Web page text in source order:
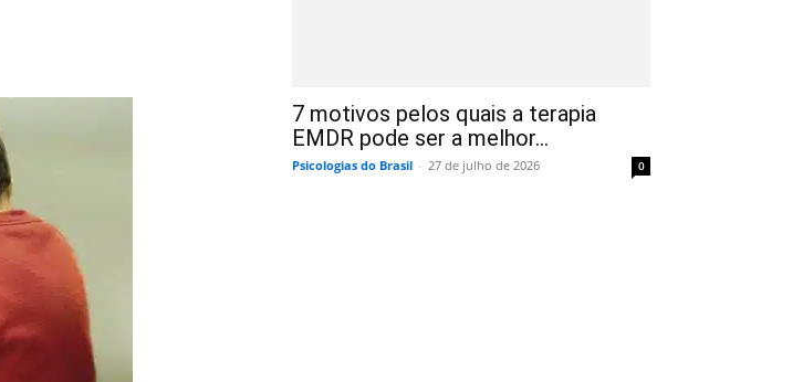
7 motivos pelos quais a terapia
EMDR pode ser a melhor...
Psicologias do Brasil - 27 de julho de 2026 0